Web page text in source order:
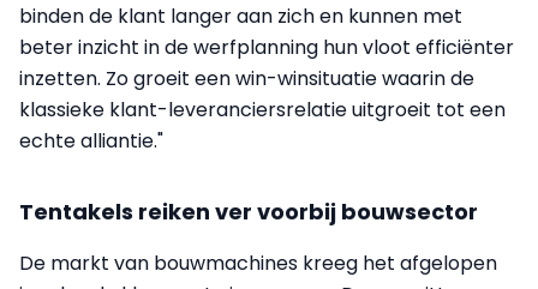
binden de klant langer aan zich en kunnen met
beter inzicht in de werfplanning hun vloot efficiënter
inzetten. Zo groeit een win-winsituatie waarin de
klassieke klant-leveranciersrelatie uitgroeit tot een
echte alliantie."
Tentakels reiken ver voorbij bouwsector
De markt van bouwmachines kreeg het afgelopen